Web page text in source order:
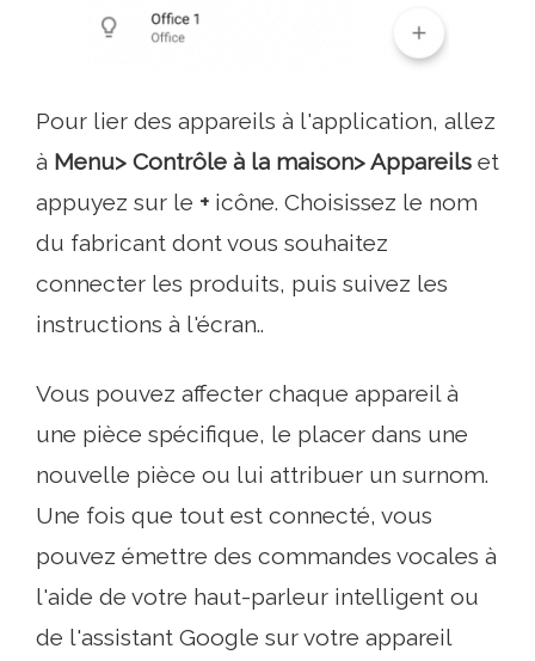
Pour lier des appareils à l'application, allez
à Menu> Contrôle à la maison> Appareils et
appuyez sur le + icône. Choisissez le nom
du fabricant dont vous souhaitez
connecter les produits, puis suivez les
instructions à l'écran..
Vous pouvez affecter chaque appareil à
une pièce spécifique, le placer dans une
nouvelle pièce ou lui attribuer un surnom.
Une fois que tout est connecté, vous
pouvez émettre des commandes vocales à
l'aide de votre haut-parleur intelligent ou
de l'assistant Google sur votre appareil